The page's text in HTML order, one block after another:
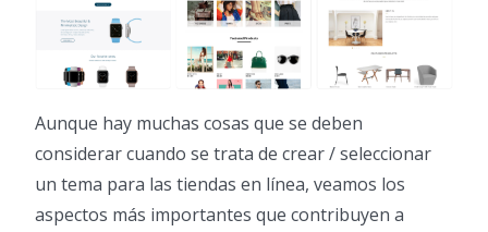
Aunque hay muchas cosas que se deben
considerar cuando se trata de crear / seleccionar
un tema para las tiendas en línea, veamos los
aspectos más importantes que contribuyen a